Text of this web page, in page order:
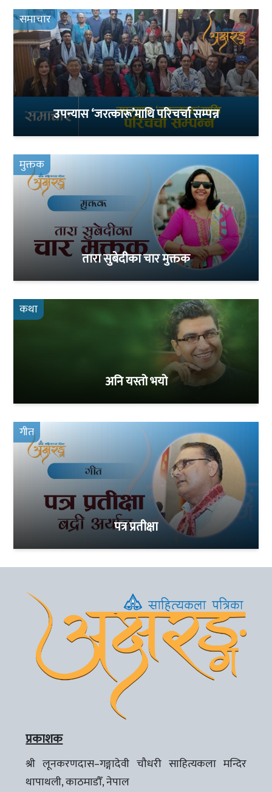
समाचार
उपन्यास ‘जरत्कारू’माथि परिचर्चा सम्पन्न
मुक्तक
तारा सुबेदीका चार मुक्तक
कथा
अनि यस्तो भयो
गीत
पत्र प्रतीक्षा
प्रकाशक
श्री लूनकरणदास–गङ्गादेवी चौधरी साहित्यकला मन्दिर
थापाथली, काठमाडौँ, नेपाल